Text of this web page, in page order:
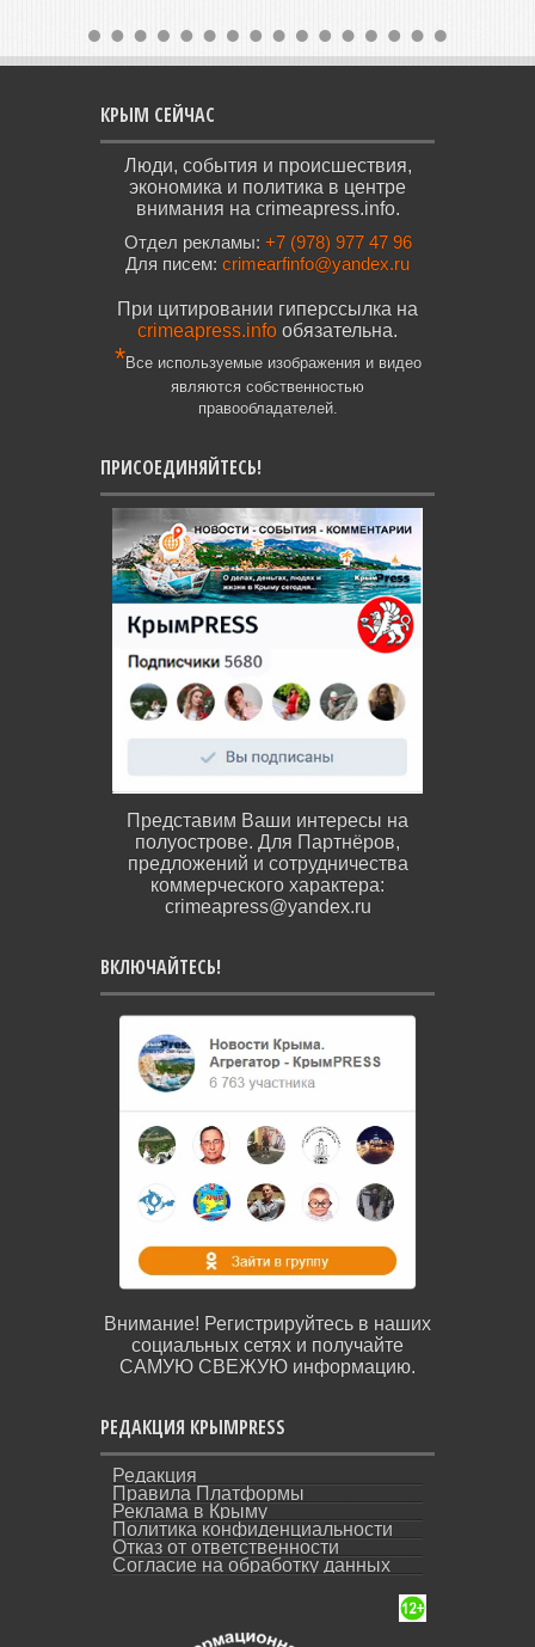
КРЫМ СЕЙЧАС
Люди, события и происшествия,
экономика и политика в центре
внимания на crimeapress.info.
Отдел рекламы: +7 (978) 977 47 96
Для писем: crimearfinfo@yandex.ru
При цитировании гиперссылка на
crimeapress.info обязательна.
*Все используемые изображения и видео
являются собственностью
правообладателей.
ПРИСОЕДИНЯЙТЕСЬ!
Представим Ваши интересы на
полуострове. Для Партнёров,
предложений и сотрудничества
коммерческого характера:
crimeapress@yandex.ru
ВКЛЮЧАЙТЕСЬ!
Внимание! Регистрируйтесь в наших
социальных сетях и получайте
САМУЮ СВЕЖУЮ информацию.
РЕДАКЦИЯ КРЫМPRESS
Редакция
Правила Платформы
Реклама в Крыму
Политика конфиденциальности
Отказ от ответственности
Согласие на обработку данных